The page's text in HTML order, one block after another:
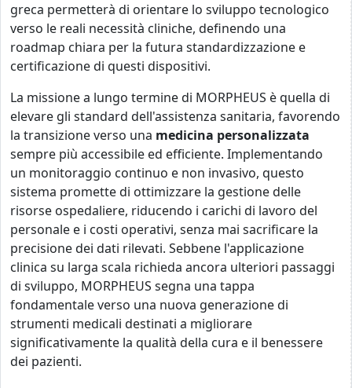
greca permetterà di orientare lo sviluppo tecnologico
verso le reali necessità cliniche, definendo una
roadmap chiara per la futura standardizzazione e
certificazione di questi dispositivi.
La missione a lungo termine di MORPHEUS è quella di
elevare gli standard dell'assistenza sanitaria, favorendo
la transizione verso una medicina personalizzata
sempre più accessibile ed efficiente. Implementando
un monitoraggio continuo e non invasivo, questo
sistema promette di ottimizzare la gestione delle
risorse ospedaliere, riducendo i carichi di lavoro del
personale e i costi operativi, senza mai sacrificare la
precisione dei dati rilevati. Sebbene l'applicazione
clinica su larga scala richieda ancora ulteriori passaggi
di sviluppo, MORPHEUS segna una tappa
fondamentale verso una nuova generazione di
strumenti medicali destinati a migliorare
significativamente la qualità della cura e il benessere
dei pazienti.